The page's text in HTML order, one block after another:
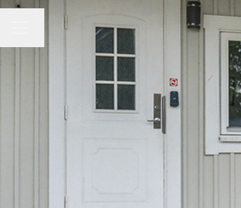
KARRIÄRMENY
Byt språk